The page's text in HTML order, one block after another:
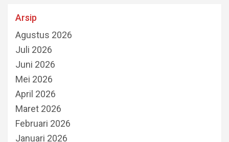
Arsip
Agustus 2026
Juli 2026
Juni 2026
Mei 2026
April 2026
Maret 2026
Februari 2026
Januari 2026